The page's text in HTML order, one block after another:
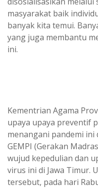
masyarakat baik
banyak kita temui.
yang juga membantu
ini.
Kementrian Agama
upaya upaya preventif
menangani pandemi
GEMPI (Gerakan
wujud kepedulian dan
virus ini di Jawa Timur.
tersebut, pada hari